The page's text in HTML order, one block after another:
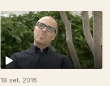
18 set. 2016